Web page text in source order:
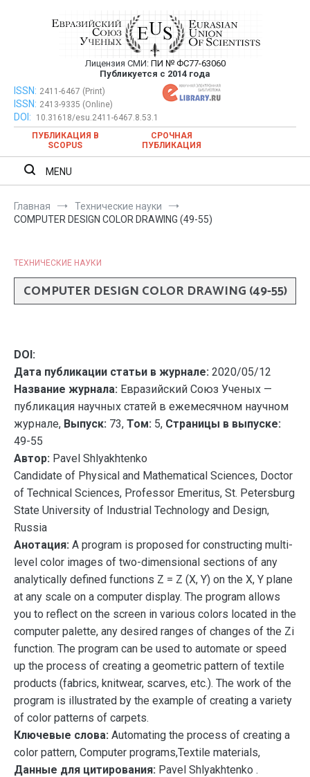
Евразийский Союз Ученых —
публикация научных статей в
ежемесячном научном журнале
Лицензия СМИ: ПИ № ФС77-63060
Публикуется с 2014 года
Евразийский Союз Ученых — публикация научных статей в
ежемесячном научном журнале
ISSN: 2411-6467 (Print)
ISSN: 2413-9335 (Online)
DOI:
10.31618/esu.2411-6467.8.53.1
ПУБЛИКАЦИЯ В
SCOPUS
СРОЧНАЯ
ПУБЛИКАЦИЯ
MENU
Главная
Технические науки
COMPUTER DESIGN COLOR DRAWING (49-55)
ТЕХНИЧЕСКИЕ НАУКИ
COMPUTER DESIGN COLOR DRAWING (49-55)
DOI:
Дата публикации статьи в журнале: 2020/05/12
Название журнала: Евразийский Союз Ученых —
публикация научных статей в ежемесячном научном
журнале, Выпуск: 73, Том: 5, Страницы в выпуске:
49-55
Автор: Pavel Shlyakhtenko
Candidate of Physical and Mathematical Sciences, Doctor
of Technical Sciences, Professor Emeritus, St. Petersburg
State University of Industrial Technology and Design,
Russia
Анотация: A program is proposed for constructing multi-
level color images of two-dimensional sections of any
analytically defined functions Z = Z (X, Y) on the X, Y plane
at any scale on a computer display. The program allows
you to reflect on the screen in various colors located in the
computer palette, any desired ranges of changes of the Zi
function. The program can be used to automate or speed
up the process of creating a geometric pattern of textile
products (fabrics, knitwear, scarves, etc.). The work of the
program is illustrated by the example of creating a variety
of color patterns of carpets.
Ключевые слова: Automating the process of creating a
color pattern, Computer programs,Textile materials,
Данные для цитирования: Pavel Shlyakhtenko .